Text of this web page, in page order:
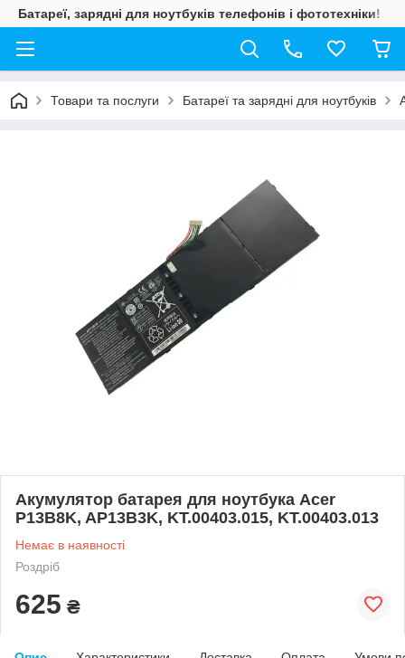
Батареї, зарядні для ноутбуків телефонів і фототехніки!
Товари та послуги Батареї та зарядні для ноутбуків
Акумулятор батарея для ноутбука Acer
P13B8K, AP13B3K, KT.00403.015, KT.00403.013
Немає в наявності
Роздріб
625 ₴